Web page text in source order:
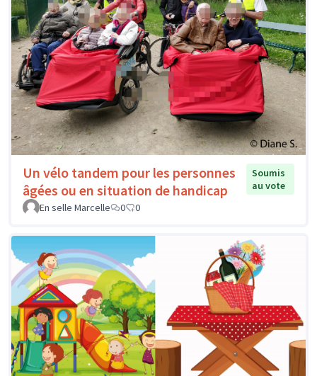
Un vélo tandem pour les personnes
âgées ou en situation de handicap
Soumis
au vote
En selle Marcelle
0 0